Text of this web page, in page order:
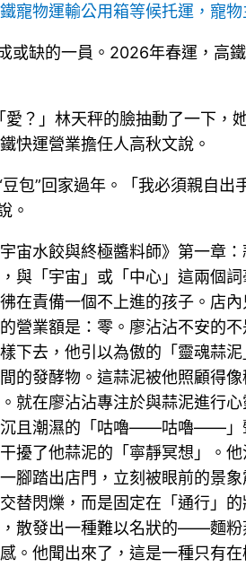
寵物運輸公用箱等候托運，寵
或缺的一員。2026年春運，高
？」林天秤的臉抽動了一下
快運營業擔任人高秋文說。
包”回家過年。「我必須親自
。
宙水餃與終極醬料師》第一章
與「宇宙」或「中心」這兩個
在責備一個不上進的孩子。店
營業額是：零。廖沾沾不安的
下去，他引以為傲的「靈魂蒜
的發酵物。這蒜泥被他照顧得
在廖沾沾專注於與蒜泥進行
且潮濕的「咕嚕——咕嚕——」
擾了他蒜泥的「寧靜冥想」。
腳踏出店門，立刻被眼前的景
替閃爍，而是固定在「通行」
散發出一種難以名狀的——麵
。他聞出來了，這是一種只有